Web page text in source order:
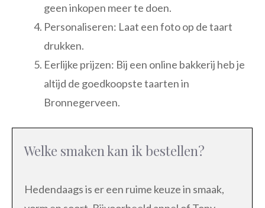
geen inkopen meer te doen.
Personaliseren: Laat een foto op de taart
drukken.
Eerlijke prijzen: Bij een online bakkerij heb je
altijd de goedkoopste taarten in
Bronnegerveen.
Welke smaken kan ik bestellen?
Hedendaags is er een ruime keuze in smaak,